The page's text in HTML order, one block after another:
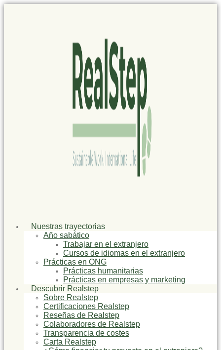
Panel de gestión de cookies
Nuestras trayectorias
Año sabático
Trabajar en el extranjero
Cursos de idiomas en el extranjero
Prácticas en ONG
Prácticas humanitarias
Prácticas en empresas y marketing
Descubrir Realstep
Sobre Realstep
Certificaciones Realstep
Reseñas de Realstep
Colaboradores de Realstep
Transparencia de costes
Carta Realstep